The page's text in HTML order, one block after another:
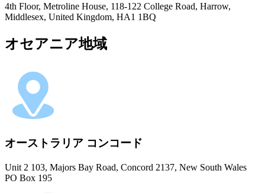
4th Floor, Metroline House, 118-122 College Road, Harrow,
Middlesex, United Kingdom, HA1 1BQ
オセアニア地域
オーストラリア コンコード
Unit 2 103, Majors Bay Road, Concord 2137, New South Wales
PO Box 195